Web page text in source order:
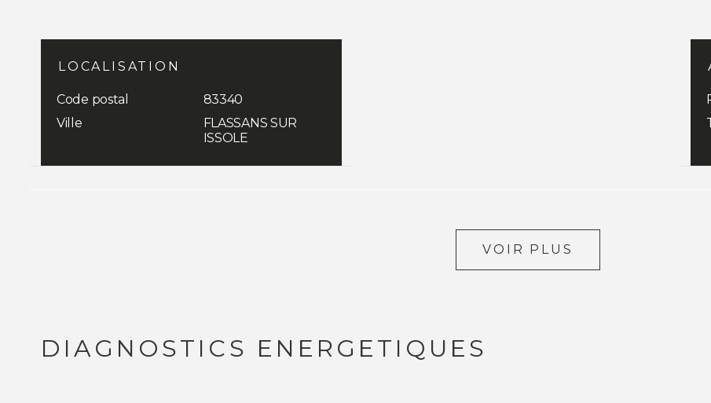
LOCALISATION
Code postal
83340
Ville
FLASSANS SUR
ISSOLE
VOIR PLUS
DIAGNOSTICS ENERGETIQUES